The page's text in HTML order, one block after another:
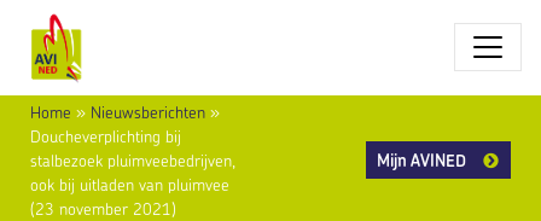
Home » Nieuwsberichten »
Doucheverplichting bij
stalbezoek pluimveebedrijven,
ook bij uitladen van pluimvee
(23 november 2021)
Mijn AVINED